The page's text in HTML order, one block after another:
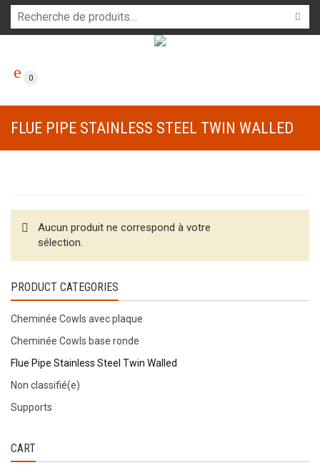
0
FLUE PIPE STAINLESS STEEL TWIN WALLED
Aucun produit ne correspond à votre
sélection.
PRODUCT CATEGORIES
Cheminée Cowls avec plaque
Cheminée Cowls base ronde
Flue Pipe Stainless Steel Twin Walled
Non classifié(e)
Supports
CART